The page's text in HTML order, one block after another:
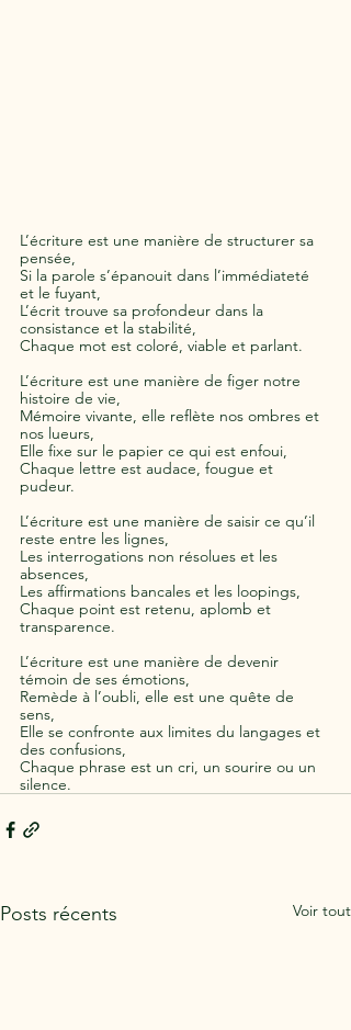
L’écriture est une manière de structurer sa
pensée,
Si la parole s’épanouit dans l’immédiateté
et le fuyant,
L’écrit trouve sa profondeur dans la
consistance et la stabilité,
Chaque mot est coloré, viable et parlant.
L’écriture est une manière de figer notre
histoire de vie,
Mémoire vivante, elle reflète nos ombres et
nos lueurs,
Elle fixe sur le papier ce qui est enfoui,
Chaque lettre est audace, fougue et
pudeur.
L’écriture est une manière de saisir ce qu’il
reste entre les lignes,
Les interrogations non résolues et les
absences,
Les affirmations bancales et les loopings,
Chaque point est retenu, aplomb et
transparence.
L’écriture est une manière de devenir
témoin de ses émotions,
Remède à l’oubli, elle est une quête de
sens,
Elle se confronte aux limites du langages et
des confusions,
Chaque phrase est un cri, un sourire ou un
silence.
Posts récents Voir tout